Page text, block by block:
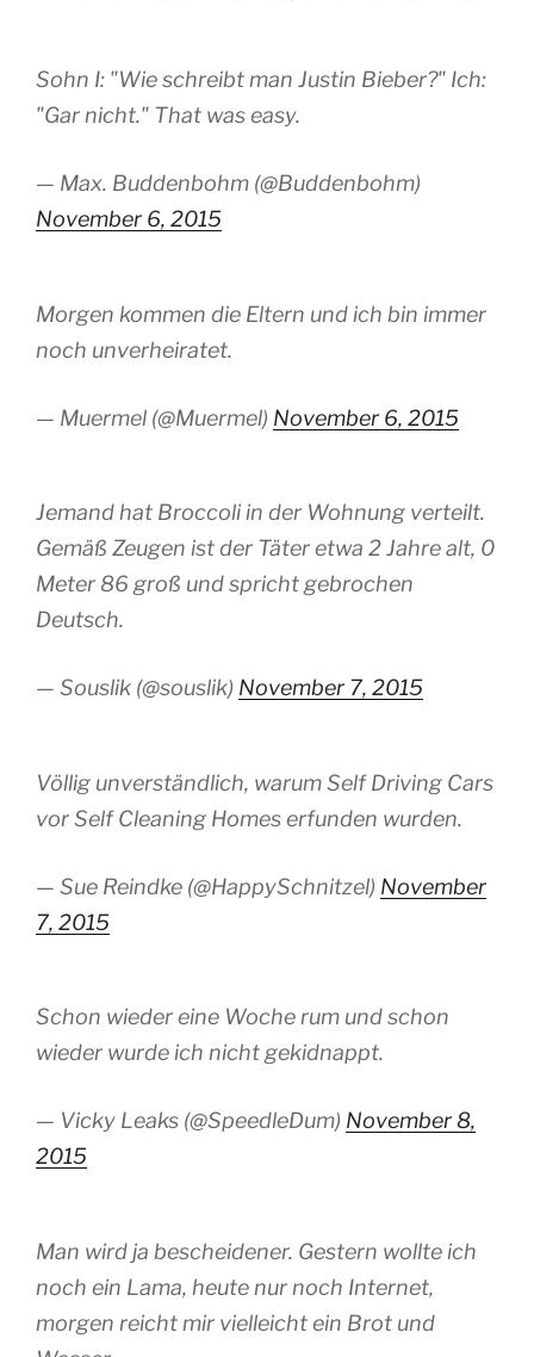
Sohn I: "Wie schreibt man Justin Bieber?" Ich:
"Gar nicht." That was easy.
— Max. Buddenbohm (@Buddenbohm)
November 6, 2015
Morgen kommen die Eltern und ich bin immer
noch unverheiratet.
— Muermel (@Muermel) November 6, 2015
Jemand hat Broccoli in der Wohnung verteilt.
Gemäß Zeugen ist der Täter etwa 2 Jahre alt, 0
Meter 86 groß und spricht gebrochen
Deutsch.
— Souslik (@souslik) November 7, 2015
Völlig unverständlich, warum Self Driving Cars
vor Self Cleaning Homes erfunden wurden.
— Sue Reindke (@HappySchnitzel) November
7, 2015
Schon wieder eine Woche rum und schon
wieder wurde ich nicht gekidnappt.
— Vicky Leaks (@SpeedleDum) November 8,
2015
Man wird ja bescheidener. Gestern wollte ich
noch ein Lama, heute nur noch Internet,
morgen reicht mir vielleicht ein Brot und